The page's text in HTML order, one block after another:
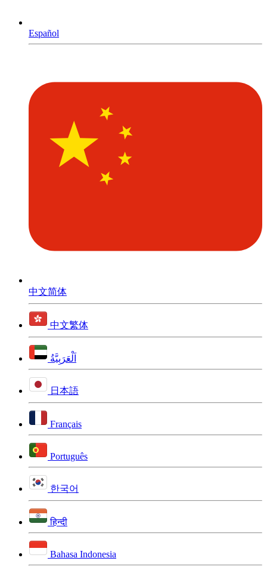
Español
中文简体
中文繁体
اَلْعَرَبِيَّةُ
日本語
Français
Português
한국어
हिन्दी
Bahasa Indonesia